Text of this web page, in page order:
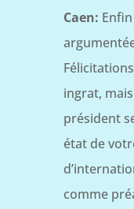
Caen:
ingrat,
président
état de
comme